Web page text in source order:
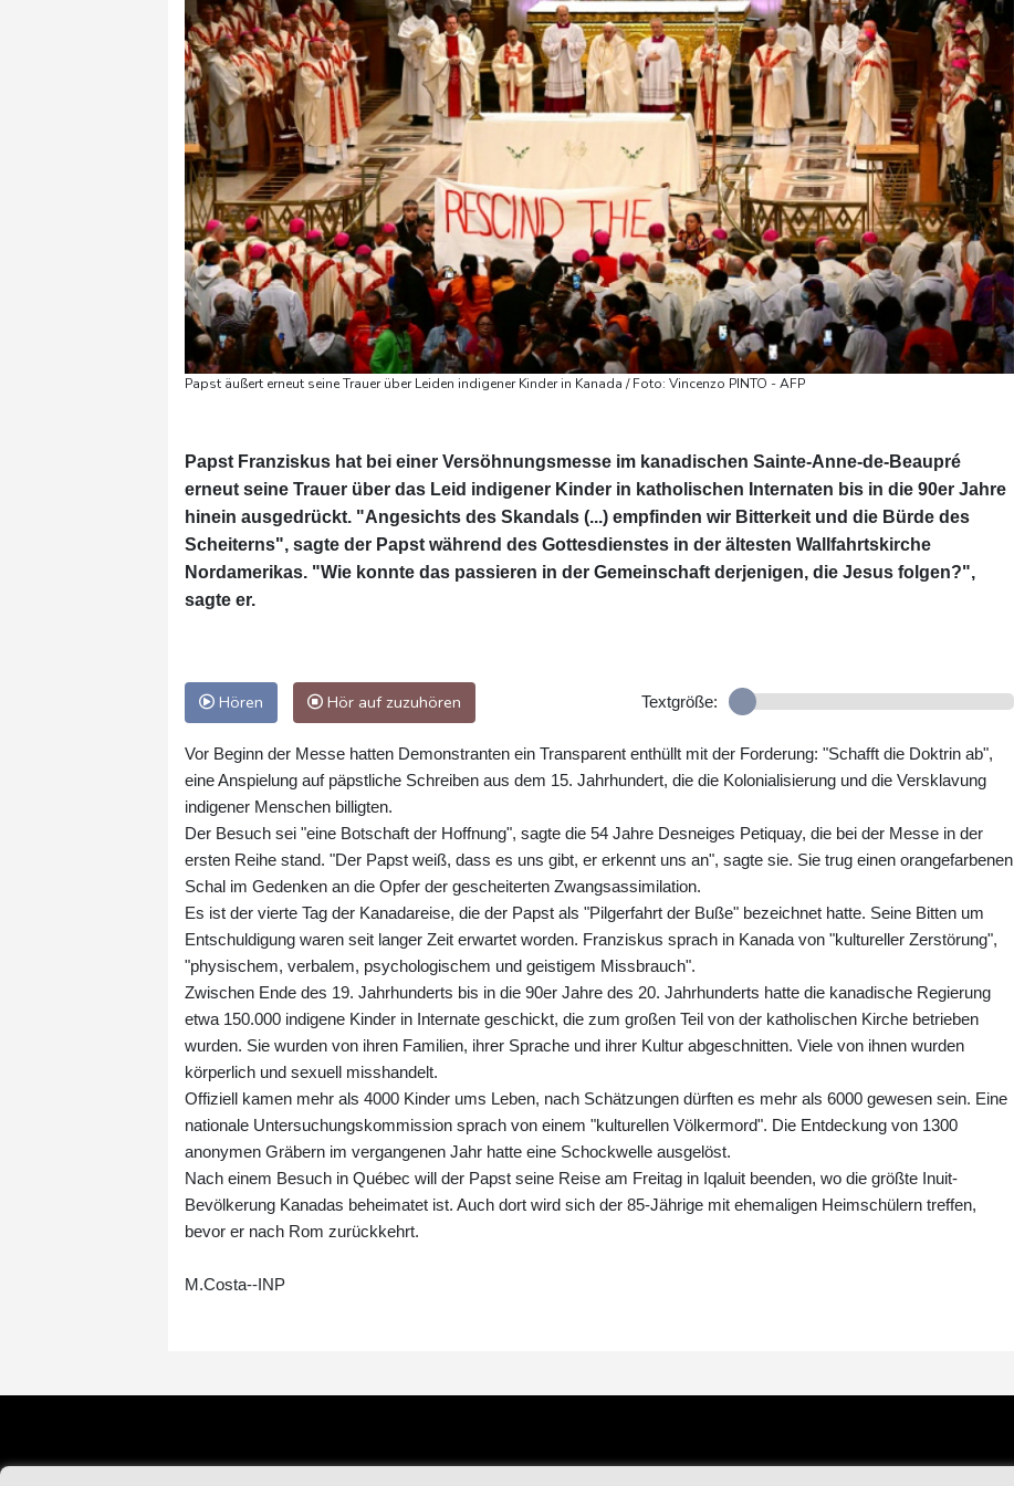
Papst äußert erneut seine Trauer über Leiden indigener Kinder in Kanada / Foto: Vincenzo PINTO - AFP
Papst Franziskus hat bei einer Versöhnungsmesse im kanadischen Sainte-Anne-de-Beaupré
erneut seine Trauer über das Leid indigener Kinder in katholischen Internaten bis in die 90er Jahre
hinein ausgedrückt. "Angesichts des Skandals (...) empfinden wir Bitterkeit und die Bürde des
Scheiterns", sagte der Papst während des Gottesdienstes in der ältesten Wallfahrtskirche
Nordamerikas. "Wie konnte das passieren in der Gemeinschaft derjenigen, die Jesus folgen?",
sagte er.
Hören Hör auf zuzuhören Textgröße:
Vor Beginn der Messe hatten Demonstranten ein Transparent enthüllt mit der Forderung: "Schafft die Doktrin ab",
eine Anspielung auf päpstliche Schreiben aus dem 15. Jahrhundert, die die Kolonialisierung und die Versklavung
indigener Menschen billigten.
Der Besuch sei "eine Botschaft der Hoffnung", sagte die 54 Jahre Desneiges Petiquay, die bei der Messe in der
ersten Reihe stand. "Der Papst weiß, dass es uns gibt, er erkennt uns an", sagte sie. Sie trug einen orangefarbenen
Schal im Gedenken an die Opfer der gescheiterten Zwangsassimilation.
Es ist der vierte Tag der Kanadareise, die der Papst als "Pilgerfahrt der Buße" bezeichnet hatte. Seine Bitten um
Entschuldigung waren seit langer Zeit erwartet worden. Franziskus sprach in Kanada von "kultureller Zerstörung",
"physischem, verbalem, psychologischem und geistigem Missbrauch".
Zwischen Ende des 19. Jahrhunderts bis in die 90er Jahre des 20. Jahrhunderts hatte die kanadische Regierung
etwa 150.000 indigene Kinder in Internate geschickt, die zum großen Teil von der katholischen Kirche betrieben
wurden. Sie wurden von ihren Familien, ihrer Sprache und ihrer Kultur abgeschnitten. Viele von ihnen wurden
körperlich und sexuell misshandelt.
Offiziell kamen mehr als 4000 Kinder ums Leben, nach Schätzungen dürften es mehr als 6000 gewesen sein. Eine
nationale Untersuchungskommission sprach von einem "kulturellen Völkermord". Die Entdeckung von 1300
anonymen Gräbern im vergangenen Jahr hatte eine Schockwelle ausgelöst.
Nach einem Besuch in Québec will der Papst seine Reise am Freitag in Iqaluit beenden, wo die größte Inuit-
Bevölkerung Kanadas beheimatet ist. Auch dort wird sich der 85-Jährige mit ehemaligen Heimschülern treffen,
bevor er nach Rom zurückkehrt.
M.Costa--INP